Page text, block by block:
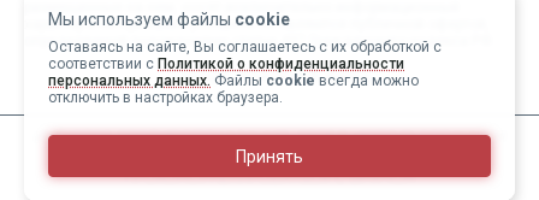
Мы используем файлы cookie
Оставаясь на сайте, Вы соглашаетесь с их обработкой с
соответствии с Политикой о конфиденциальности
персональных данных. Файлы cookie всегда можно
отключить в настройках браузера.
Принять
характер и ни при каких условиях не являются публичной офертой,
определяемой положениями статьи 437 Гражданского кодекса РФ.
Copyright 2004-2026 © Армед
ИМЕЮТСЯ ПРОТИВОПОКАЗАНИЯ, ПЕРЕД ИСПОЛЬЗОВАНИЕМ
НЕОБХОДИМО ОЗНАКОМИТЬСЯ С ИНСТРУКЦИЕЙ И
ПРОКОНСУЛЬТИРОВАТЬСЯ С ВРАЧОМ